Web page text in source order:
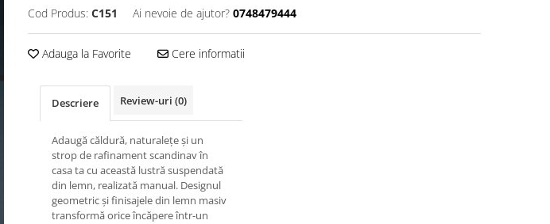
Cod Produs: C151 Ai nevoie de ajutor? 0748479444
Adauga la Favorite Cere informatii
Descriere Review-uri (0)
Adaugă căldură, naturalețe și un
strop de rafinament scandinav în
casa ta cu această lustră suspendată
din lemn, realizată manual. Designul
geometric și finisajele din lemn masiv
transformă orice încăpere într-un